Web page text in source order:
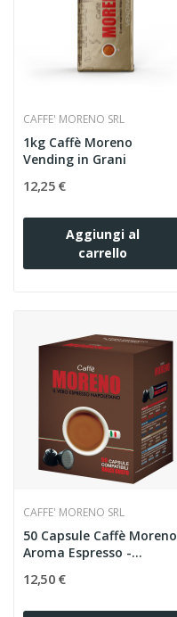
CAFFE' MORENO SRL
1kg Caffè Moreno
Vending in Grani
12,25 €
Aggiungi al
carrello
CAFFE' MORENO SRL
50 Capsule Caffè Moreno
Aroma Espresso -...
12,50 €